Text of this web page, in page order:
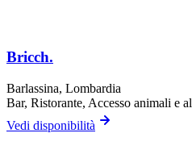
Bricch.
Barlassina, Lombardia
Bar, Ristorante, Accesso animali e
Vedi disponibilità